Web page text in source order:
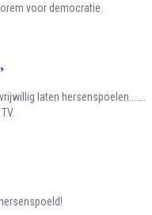
voor democratie.
laten hersenspoelen.......